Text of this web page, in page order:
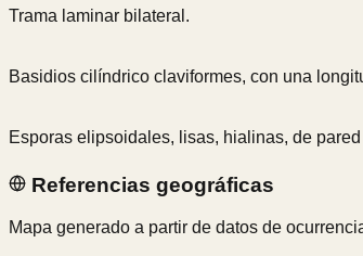
Trama laminar bilateral.
Basidios cilíndrico claviformes, con una
Esporas elipsoidales, lisas, hialinas, de
Referencias geográficas
Mapa generado a partir de datos de